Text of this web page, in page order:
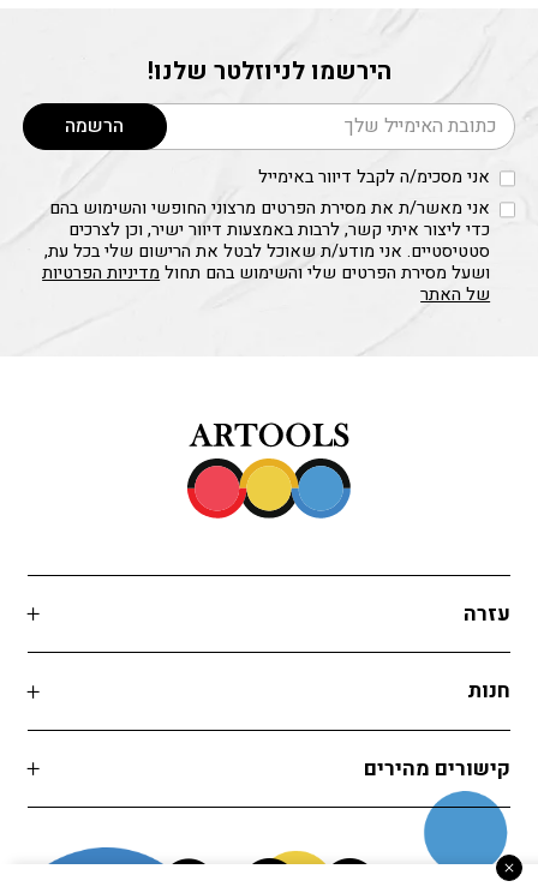
הירשמו לניוזלטר שלנו!
דוא׳׳ל הרשמה
אני מסכימ/ה לקבל דיוור באימייל
אני מאשר/ת את מסירת הפרטים מרצוני החופשי והשימוש בהם
כדי ליצור איתי קשר, לרבות באמצעות דיוור ישיר, וכן לצרכים
סטטיסטיים. אני מודע/ת שאוכל לבטל את הרישום שלי בכל עת,
ושעל מסירת הפרטים שלי והשימוש בהם תחולמדיניות הפרטיות
של האתר
עזרה
חנות
קישורים מהירים